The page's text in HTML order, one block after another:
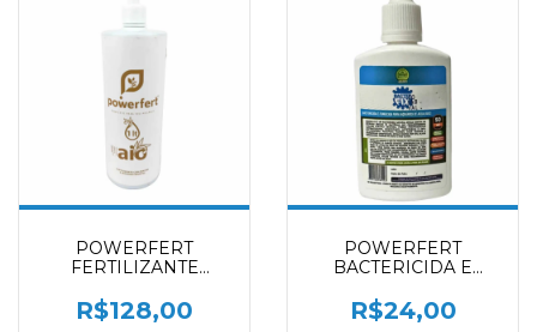
POWERFERT
FERTILIZANTE
PLANTAS DE
AQUARIO AIO - 1 L
R$128,00
POWERFERT
BACTERICIDA E
FIX - 50 ML
R$24,00